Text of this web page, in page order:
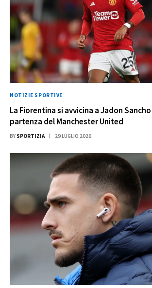
NOTIZIE SPORTIVE
La Fiorentina si avvicina a Jadon
partenza del Manchester United
BY SPORTIZIA 29 LUGLIO 2026